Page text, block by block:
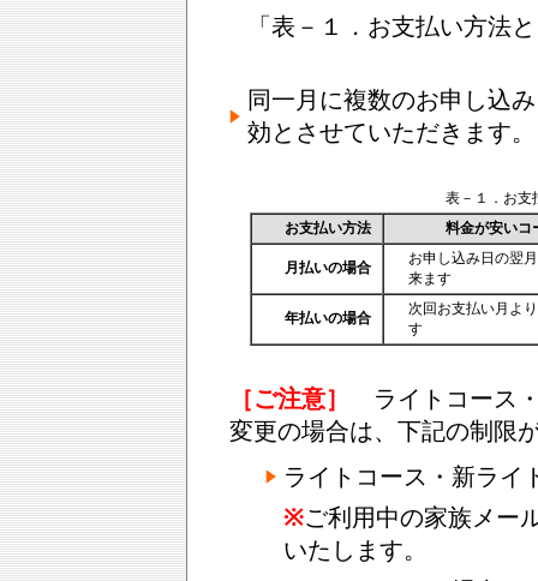
「表－１．お支払い方法
同一月に複数のお申し込
効とさせていただきます。
表－１．お支
お支払い方法
料金が安いコ
月払いの場合
お申し込み日の翌
来ます
年払いの場合
次回お支払い月よ
す
［ご注意］
ライトコース
変更の場合は、下記の制限
ライトコース・新ライ
※ご利用中の家族メー
いたします。